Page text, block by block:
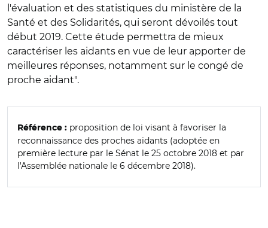
l'évaluation et des statistiques du ministère de la
Santé et des Solidarités, qui seront dévoilés tout
début 2019. Cette étude permettra de mieux
caractériser les aidants en vue de leur apporter de
meilleures réponses, notamment sur le congé de
proche aidant".
Référence : proposition de loi visant à favoriser la
reconnaissance des proches aidants (adoptée en
première lecture par le Sénat le 25 octobre 2018 et par
l'Assemblée nationale le 6 décembre 2018).